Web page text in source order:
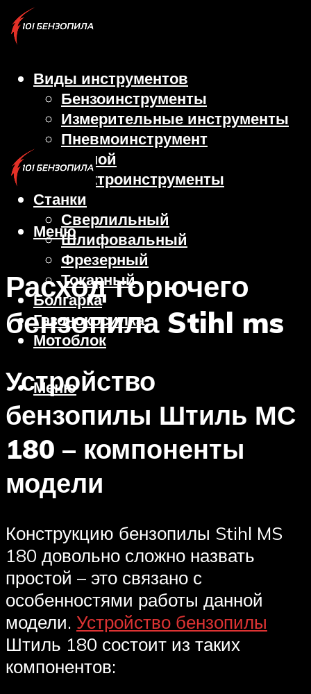
Виды инструментов
Бензоинструменты
Измерительные инструменты
Пневмоинструмент
Ручной
Электроинструменты
Станки
Сверлильный
Шлифовальный
Фрезерный
Токарный
Болгарка
Газонокосилка
Мотоблок
Меню
Меню
Расход горючего
бензопила Stihl ms
Устройство
бензопилы Штиль МС
180 – компоненты
модели
Конструкцию бензопилы Stihl MS
180 довольно сложно назвать
простой – это связано с
особенностями работы данной
модели. Устройство бензопилы
Штиль 180 состоит из таких
компонентов: